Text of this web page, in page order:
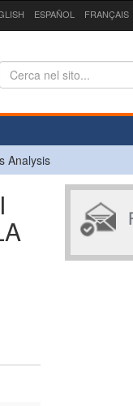
ESPAÑOL FRANÇAIS
Analysis